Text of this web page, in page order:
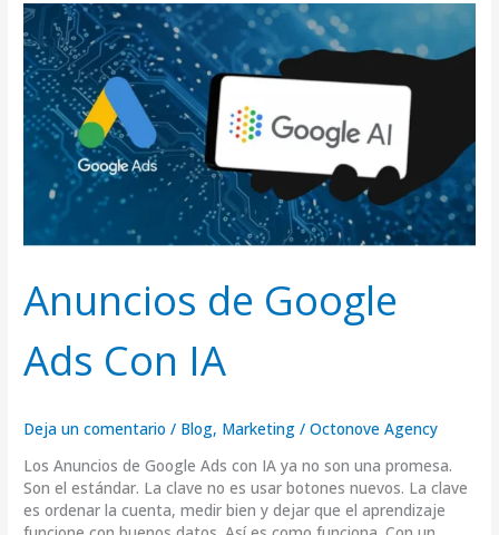
Anuncios de Google
Ads Con IA
Deja un comentario / Blog, Marketing /Octonove Agency
Los Anuncios de Google Ads con IA ya no son una promesa.
Son el estándar. La clave no es usar botones nuevos. La clave
es ordenar la cuenta, medir bien y dejar que el aprendizaje
Anuncios
de
Google
Ads
Con
IA